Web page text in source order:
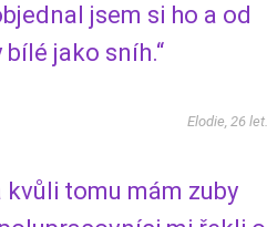
jsem si ho a od
jako sníh.“
Elodie, 26 let.
kvůli tomu mám zuby